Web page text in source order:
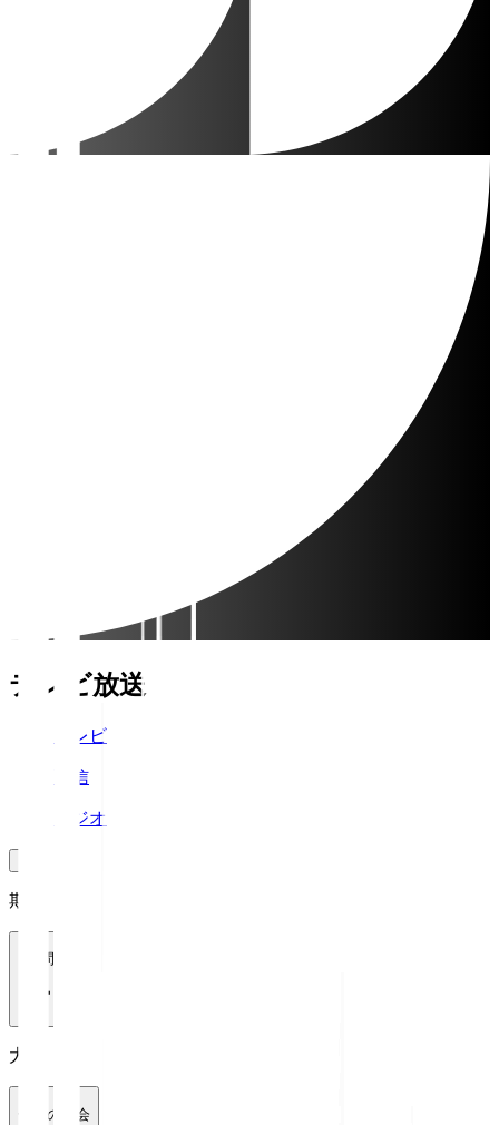
テレビ放送
テレビ
配信
ラジオ
期間
1週間
大会
全ての大会